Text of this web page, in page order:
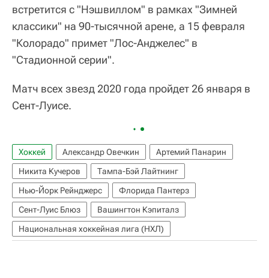
встретится с "Нэшвиллом" в рамках "Зимней
классики" на 90-тысячной арене, а 15 февраля
"Колорадо" примет "Лос-Анджелес" в
"Стадионной серии".
Матч всех звезд 2020 года пройдет 26 января в
Сент-Луисе.
Хоккей Александр Овечкин
Артемий Панарин
Никита Кучеров
Тампа-Бэй Лайтнинг
Нью-Йорк Рейнджерс
Флорида Пантерз
Сент-Луис Блюз
Вашингтон Кэпиталз
Национальная хоккейная лига (НХЛ)